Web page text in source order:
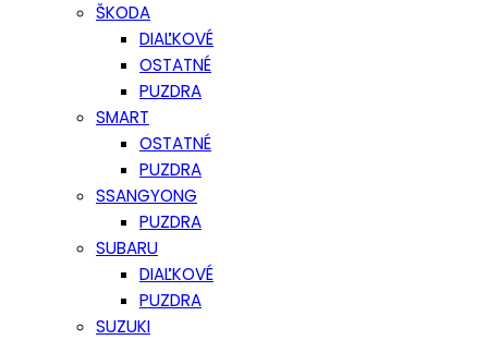
ŠKODA
DIAĽKOVÉ
OSTATNÉ
PUZDRA
SMART
OSTATNÉ
PUZDRA
SSANGYONG
PUZDRA
SUBARU
DIAĽKOVÉ
PUZDRA
SUZUKI